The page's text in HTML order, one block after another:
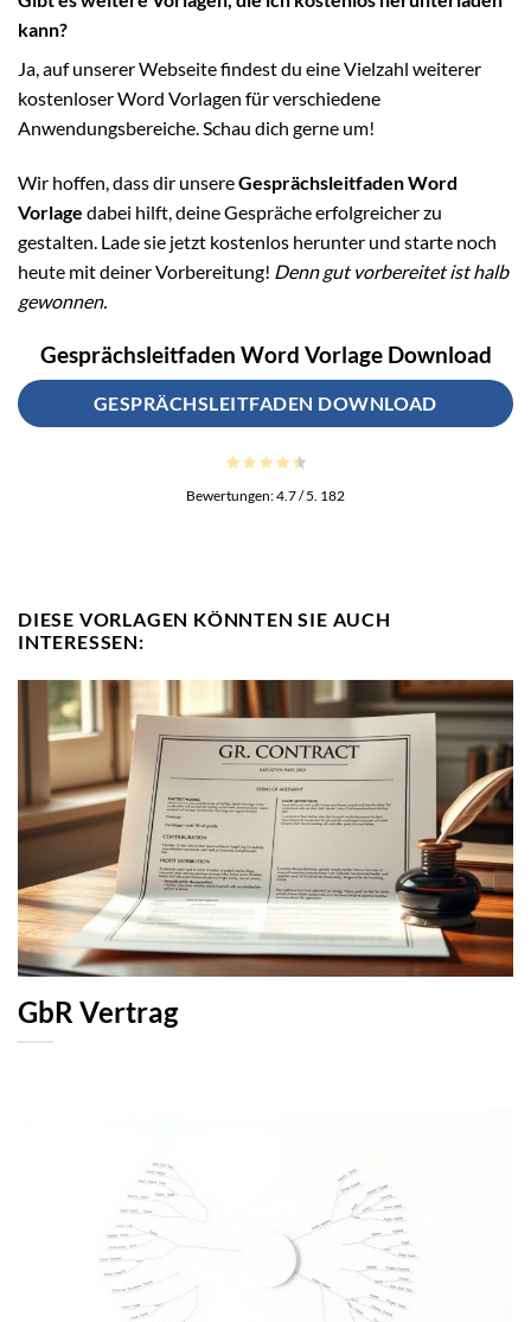
kann?
Ja, auf unserer Webseite findest du eine Vielzahl weiterer
kostenloser Word Vorlagen für verschiedene
Anwendungsbereiche. Schau dich gerne um!
Wir hoffen, dass dir unsereGesprächsleitfaden Word
Vorlage dabei hilft, deine Gespräche erfolgreicher zu
gestalten. Lade sie jetzt kostenlos herunter und starte noch
heute mit deiner Vorbereitung! Denn gut vorbereitet ist halb
gewonnen.
Gesprächsleitfaden Word Vorlage Download
GESPRÄCHSLEITFADEN DOWNLOAD
Bewertungen:4.7/ 5. 182
DIESE VORLAGEN KÖNNTEN SIE AUCH
INTERESSEN:
GbR Vertrag